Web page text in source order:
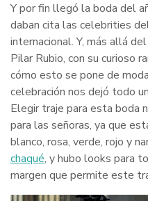
Y por fin llegó la boda del
daban cita las celebrities
internacional. Y, más allá
Pilar Rubio, con su curioso
cómo esto se pone de
celebración nos dejó todo
Elegir traje para esta boda
para las señoras, ya que
blanco, rosa, verde, rojo y
chaqué, y hubo looks para
margen que permite este